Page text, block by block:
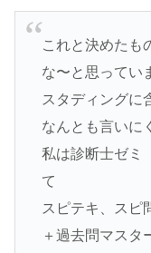
これと決めたも
な〜と思ってい
スタディングに
なんとも言いに
私は診断士ゼミ
て
スピテキ、スピ
＋過去問マスタ